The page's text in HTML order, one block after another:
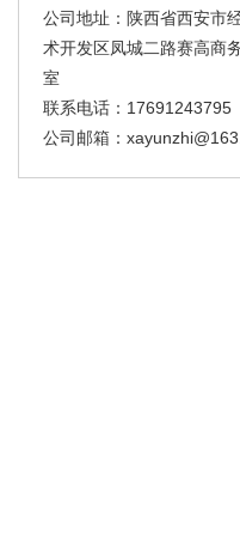
公司地址：陕西省西安市
术开发区凤城二路赛高商
室
联系电话：17691243795
公司邮箱：